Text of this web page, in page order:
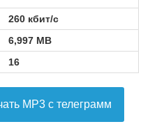
260 кбит/с
6,997 MB
16
MP3 с телеграмм